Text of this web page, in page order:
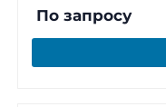
По запросу